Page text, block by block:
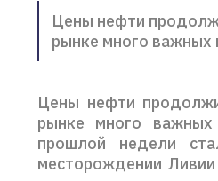
Цены нефти
рынке много важных
Цены нефти
рынке много
прошлой недели
месторождении